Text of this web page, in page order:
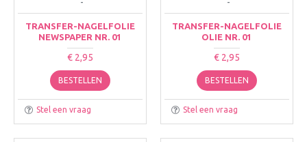
TRANSFER-NAGELFOLIE
NEWSPAPER NR. 01
€ 2,95
BESTELLEN
Stel een vraag
TRANSFER-NAGELFOLIE
OLIE NR. 01
€ 2,95
BESTELLEN
Stel een vraag